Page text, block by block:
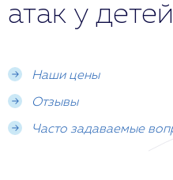
атак у
Наши цены
Отзывы
Часто задаваемые